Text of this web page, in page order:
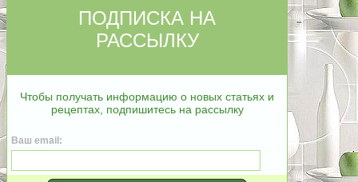
ПОДПИСКА НА
РАССЫЛКУ
Чтобы получать информацию о новых статьях и
рецептах, подпишитесь на рассылку
Ваш email: